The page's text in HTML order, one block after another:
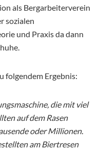
als Bergarbeiterverein
sozialen
und Praxis da dann
folgendem Ergebnis:
die mit viel
auf dem Rasen
oder Millionen.
am Biertresen